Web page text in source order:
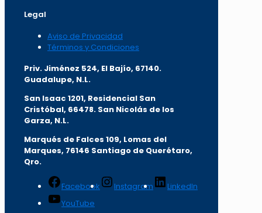
Legal
Aviso de Privacidad
Términos y Condiciones
Priv. Jiménez 524, El Bajío, 67140.
Guadalupe, N.L.
San Isaac 1201, Residencial San
Cristóbal, 66478. San Nicolás de los
Garza, N.L.
Marqués de Falces 109, Lomas del
Marques, 76146 Santiago de Querétaro,
Qro.
Facebook Instagram
LinkedIn
YouTube